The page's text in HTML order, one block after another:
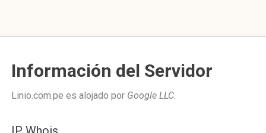
Información del Servidor
Linio.com.pe es alojado por Google LLC.